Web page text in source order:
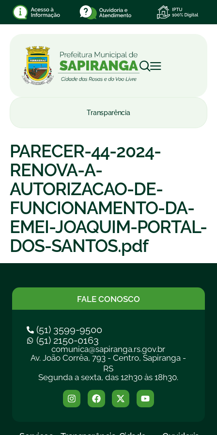
Transparência
PARECER-44-2024-
RENOVA-A-
AUTORIZACAO-DE-
FUNCIONAMENTO-DA-
EMEI-JOAQUIM-PORTAL-
DOS-SANTOS.pdf
FALE CONOSCO
(51) 3599-9500
(51) 2150-0163
comunica@sapiranga.rs.gov.br
Av. João Corrêa, 793 - Centro, Sapiranga -
RS
Segunda a sexta, das 12h30 às 18h30.